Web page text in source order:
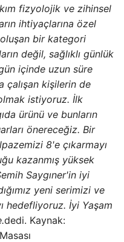
fizyolojik ve zihinsel
ihtiyaçlarına özel
bir kategori
değil, sağlıklı günlük
içinde uzun süre
çalışan kişilerin de
istiyoruz. İlk
ürünü ve bunların
önereceğiz. Bir
8'e çıkarmayı
kazanmış yüksek
Saygıner'in iyi
yeni serimizi ve
hedefliyoruz. İyi Yaşam
dedi. Kaynak: